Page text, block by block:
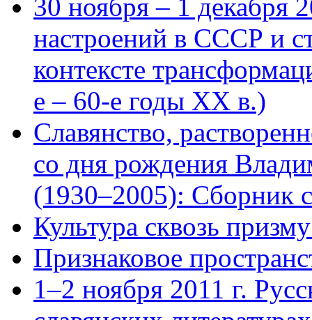
30 ноября – 1 декабря
настроений в СССР и
контексте
е – 60-е годы ХХ в.)
Славянство,
со дня рождения
(1930–2005): Сборник
Культура сквозь
Признаковое
1–2 ноября 2011 г.